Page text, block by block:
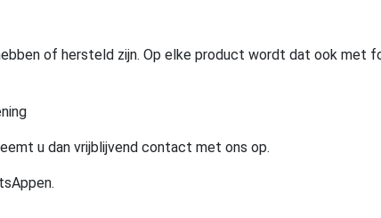
of hersteld zijn. Op elke product wordt dat ook met
u dan vrijblijvend contact met ons op.